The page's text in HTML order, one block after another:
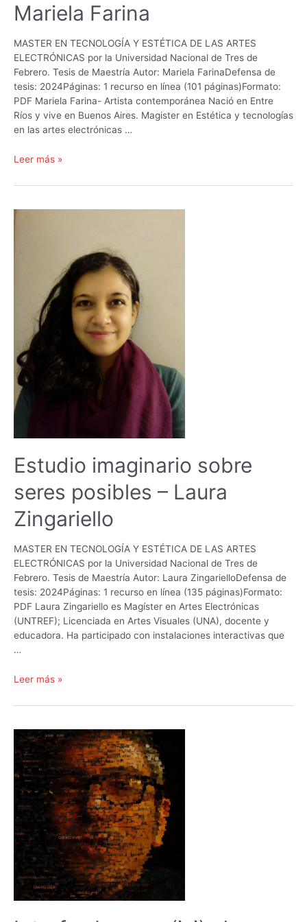
Mariela Farina
MASTER EN TECNOLOGÍA Y ESTÉTICA DE LAS ARTES
ELECTRÓNICAS por la Universidad Nacional de Tres de
Febrero. Tesis de Maestría Autor: Mariela FarinaDefensa de
tesis: 2024Páginas: 1 recurso en línea (101 páginas)Formato:
PDF Mariela Farina- Artista contemporánea Nació en Entre
Ríos y vive en Buenos Aires. Magister en Estética y tecnologías
en las artes electrónicas …
La
de
Leer más »
Estudio imaginario sobre
seres posibles – Laura
Zingariello
MASTER EN TECNOLOGÍA Y ESTÉTICA DE LAS ARTES
ELECTRÓNICAS por la Universidad Nacional de Tres de
Febrero. Tesis de Maestría Autor: Laura ZingarielloDefensa de
tesis: 2024Páginas: 1 recurso en línea (135 páginas)Formato:
PDF Laura Zingariello es Magíster en Artes Electrónicas
(UNTREF); Licenciada en Artes Visuales (UNA), docente y
educadora. Ha participado con instalaciones interactivas que
…
Estudio
sobre
posibles
–
Laura
Zingariello
Leer más »